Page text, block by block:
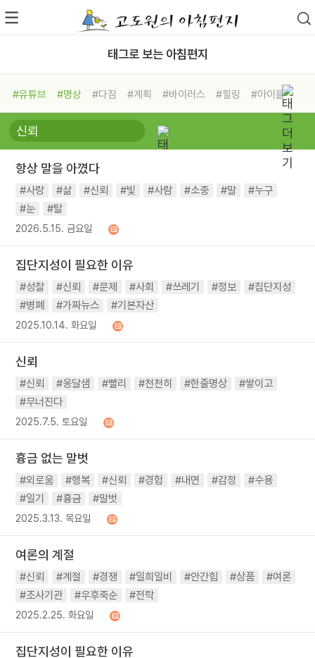
태그로 보는 아침편지
#유튜브 #명상 #다짐 #계획 #바이러스 #힐링
#아이들
#비전캠프
#독서캠프 #삶
#희망
#나눔 #친구 #링컨학교
#독서
#건강 #면역력
항상 말을 아꼈다
#사랑 #삶 #신뢰 #빛 #사람 #소중 #말
#누구
#눈
#탈
2026.5.15. 금요일
집단지성이 필요한 이유
#성찰 #신뢰 #문제 #사회 #쓰레기 #정보
#집단지성
#병폐
#가짜뉴스 #기본자산
2025.10.14. 화요일
신뢰
#신뢰 #옹달샘 #빨리 #천천히 #한줄명상
#쌓이고
#무너진다
2025.7.5. 토요일
흉금 없는 말벗
#외로움 #행복 #신뢰 #경험 #내면 #감정
#수용
#일기
#흉금 #말벗
2025.3.13. 목요일
여론의 계절
#신뢰 #계절 #경쟁 #일희일비 #안간힘 #상품
#여론
#조사기관
#우후죽순 #전락
2025.2.25. 화요일
집단지성이 필요한 이유